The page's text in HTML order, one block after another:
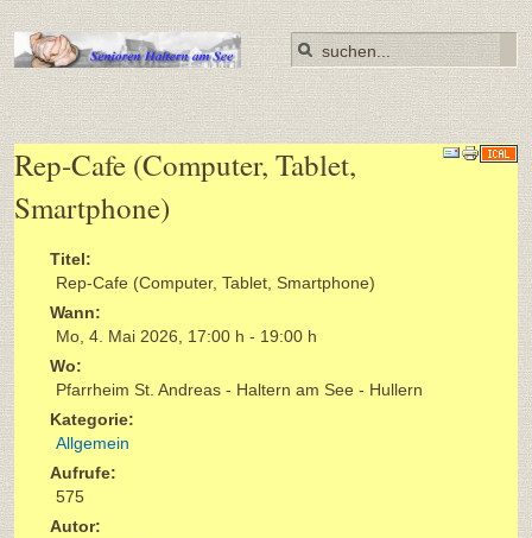
Rep-Cafe (Computer, Tablet,
Smartphone)
Titel:
Rep-Cafe (Computer, Tablet, Smartphone)
Wann:
Mo, 4. Mai 2026
17:00 h - 19:00 h
Wo:
Pfarrheim St. Andreas - Haltern am See - Hullern
Kategorie:
Allgemein
Aufrufe:
575
Autor: